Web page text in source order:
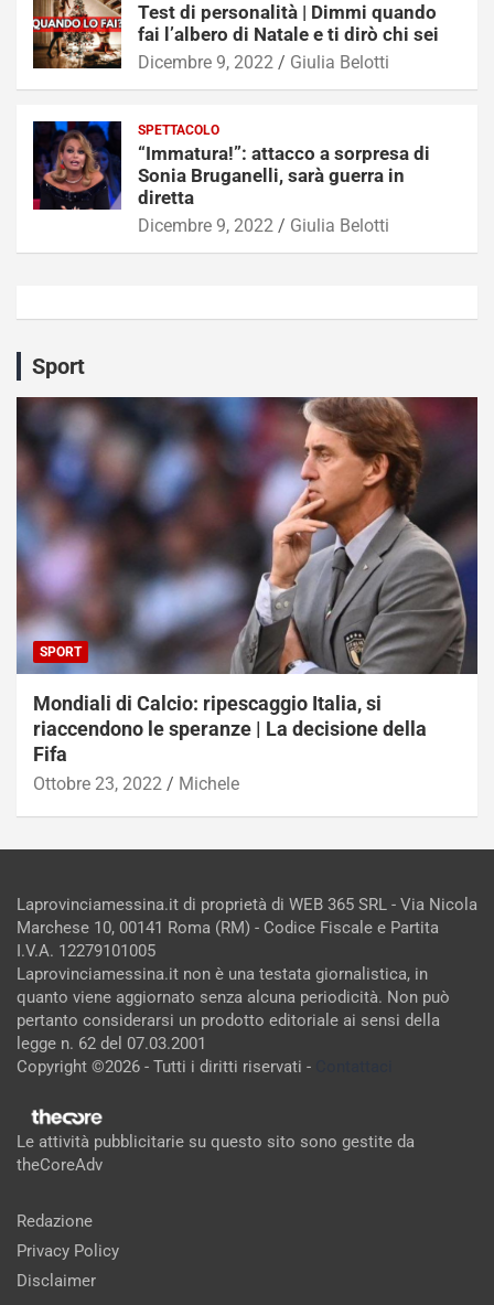
Test di personalità | Dimmi quando
fai l’albero di Natale e ti dirò chi sei
Dicembre 9, 2022 Giulia Belotti
SPETTACOLO
“Immatura!”: attacco a sorpresa di
Sonia Bruganelli, sarà guerra in
diretta
Dicembre 9, 2022 Giulia Belotti
Sport
SPORT
Mondiali di Calcio: ripescaggio Italia, si
riaccendono le speranze | La decisione della
Fifa
Ottobre 23, 2022 Michele
Laprovinciamessina.it di proprietà di WEB 365 SRL - Via Nicola
Marchese 10, 00141 Roma (RM) - Codice Fiscale e Partita
I.V.A. 12279101005
Laprovinciamessina.it non è una testata giornalistica, in
quanto viene aggiornato senza alcuna periodicità. Non può
pertanto considerarsi un prodotto editoriale ai sensi della
legge n. 62 del 07.03.2001
Copyright ©2026 - Tutti i diritti riservati -
Le attività pubblicitarie su questo sito sono gestite da
theCoreAdv
Redazione
Privacy Policy
Disclaimer